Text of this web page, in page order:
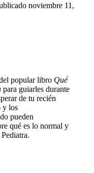
noviembre 11,
popular libro Qué
para guiarles durante
de tu recién
y los
pueden
qué es lo normal y